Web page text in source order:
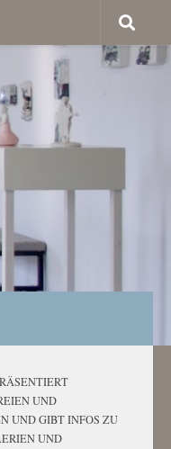
UND
UND GIBT INFOS ZU
UND